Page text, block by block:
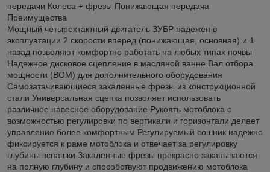
передачи Колеса + фрезы Понижающая передача
Преимущества
Мощный четырехтактный двигатель ЗУБР надежен в
эксплуатации 2 скорости вперед (понижающая, основная) и 1
назад позволяют комфортно работать на любых типах почвы
Надежное дисковое сцепление в масляной ванне Вал отбора
мощности (ВОМ) для дополнительного оборудования
Cамозатачивающиеся закаленные фрезы из конструкционной
стали Универсальная сцепка позволяет использовать
различное навесное оборудование Рукоять мотоблока с
возможностью регулировки по вертикали и горизонтали делает
управление более комфортным Регулируемый сошник надежно
фиксируется к раме мотоблока и отвечает за регулировку
глубины вспашки Закаленные фрезы прекрасно закапываются
на полную глубину и способствуют продвижению мотоблока